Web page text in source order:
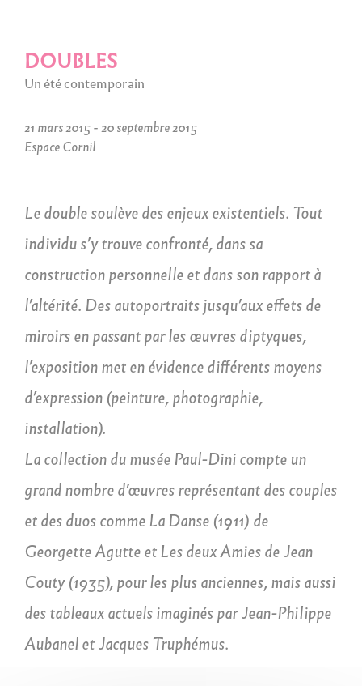
DOUBLES
Un été contemporain
21 mars 2015 - 20 septembre 2015
Espace Cornil
Le double soulève des enjeux existentiels. Tout
individu s’y trouve confronté, dans sa
construction personnelle et dans son rapport à
l’altérité. Des autoportraits jusqu’aux effets de
miroirs en passant par les œuvres diptyques,
l’exposition met en évidence différents moyens
d’expression (peinture, photographie,
installation).
La collection du musée Paul-Dini compte un
grand nombre d’œuvres représentant des couples
et des duos comme La Danse (1911) de
Georgette Agutte et Les deux Amies de Jean
Couty (1935), pour les plus anciennes, mais aussi
des tableaux actuels imaginés par Jean-Philippe
Aubanel et Jacques Truphémus.